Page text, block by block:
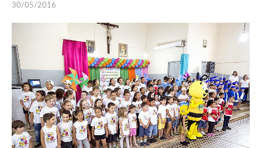
30/05/2016